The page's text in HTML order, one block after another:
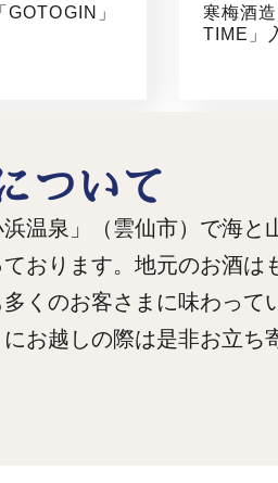
」
寒梅酒
TIME」
ついて
温泉」（雲仙市）で海と
おります。地元のお酒は
くのお客さまに味わって
お越しの際は是非お立ち